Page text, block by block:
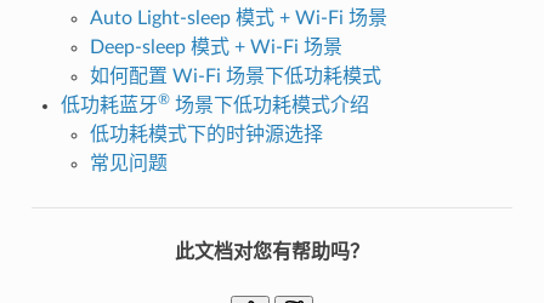
Auto Light-sleep 模式 + Wi-Fi 场景
Deep-sleep 模式 + Wi-Fi 场景
如何配置 Wi-Fi 场景下低功耗模式
低功耗蓝牙®场景下低功耗模式介绍
低功耗模式下的时钟源选择
常见问题
此文档对您有帮助吗？